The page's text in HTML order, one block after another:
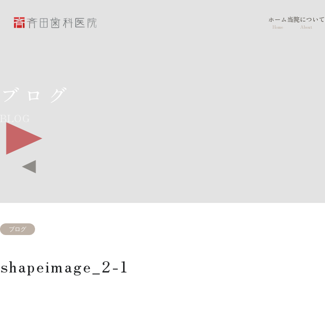
斉田歯科医院
ホーム
Home
当院について
About
ブログ
ブログ
shapeimage_2-1